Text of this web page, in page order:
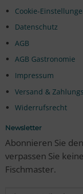
Cookie-
Datenschutz
AGB
AGB Gastronomie
Impressum
Versand &
Widerrufsrecht
Newsletter
Abonnieren Sie
verpassen Sie
Fischmaster.